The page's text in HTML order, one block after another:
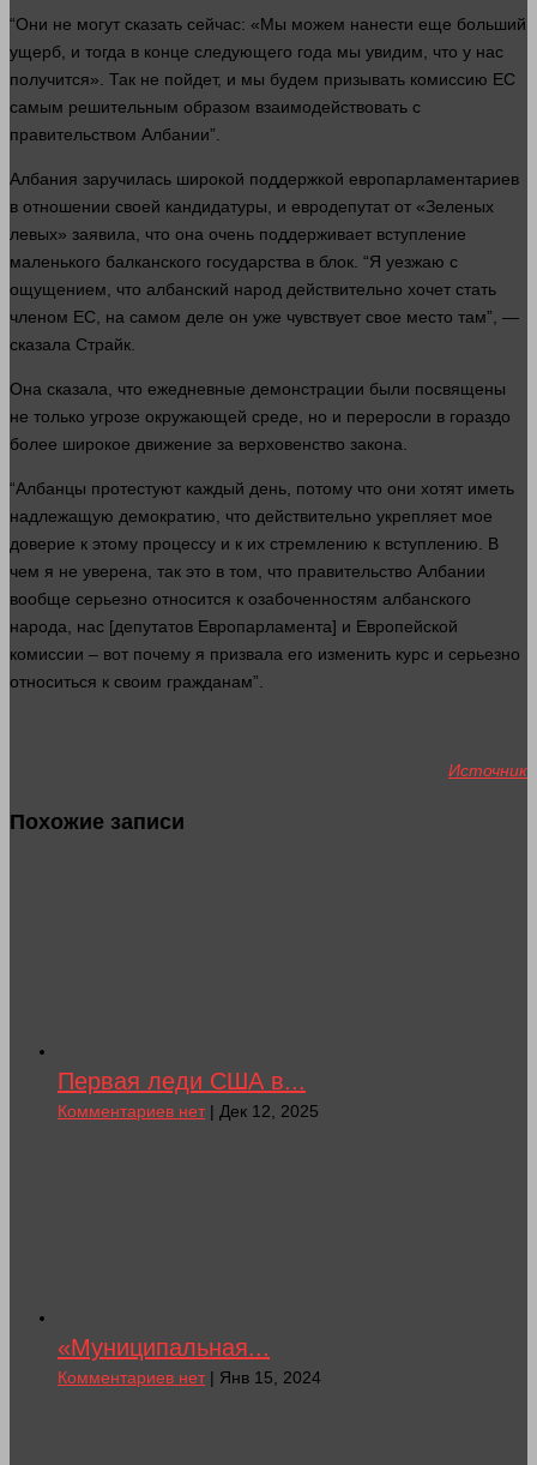
“Они не могут сказать сейчас: «Мы можем нанести еще больший
ущерб, и тогда в конце следующего года мы увидим, что у нас
получится». Так не пойдет, и мы будем призывать комиссию ЕС
самым решительным образом взаимодействовать с
правительством Албании”.
Албания заручилась широкой поддержкой европарламентариев
в отношении своей кандидатуры, и евродепутат от «Зеленых
левых» заявила, что она очень поддерживает вступление
маленького балканского государства в блок. “Я уезжаю с
ощущением, что албанский народ действительно хочет стать
членом ЕС, на самом деле он уже чувствует свое место там”, —
сказала Страйк.
Она сказала , что ежедневные демонстрации были посвящены
не только угрозе окружающей среде, но и переросли в гораздо
более широкое движение за верховенство закона.
“Албанцы протестуют каждый день , потому что они хотят иметь
надлежащую демократию, что действительно укрепляет мое
доверие к этому процессу и к их стремлению к вступлению. В
чем я не уверена, так это в том, что правительство Албании
вообще серьезно относится к озабоченностям албанского
народа, нас [депутатов Европарламента] и Европейской
комиссии – вот почему я призвала его изменить курс и серьезно
относиться к своим гражданам”.
Источник
Похожие записи
Первая леди США в...
Комментариев нет| Дек 12, 2025
«Муниципальная...
Комментариев нет| Янв 15, 2024